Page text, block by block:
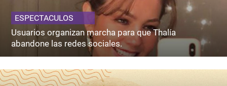
ESPECTACULOS
Usuarios organizan marcha para que Thalía
abandone las redes sociales.